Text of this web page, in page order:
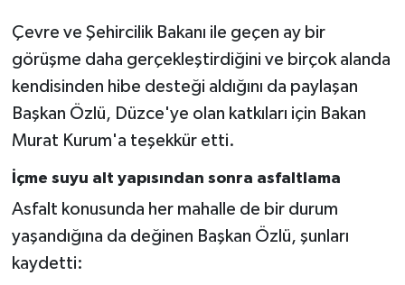
Çevre ve Şehircilik Bakanı ile geçen ay bir
görüşme daha gerçekleştirdiğini ve birçok alanda
kendisinden hibe desteği aldığını da paylaşan
Başkan Özlü, Düzce'ye olan katkıları için Bakan
Murat Kurum'a teşekkür etti.
İçme suyu alt yapısından sonra asfaltlama
Asfalt konusunda her mahalle de bir durum
yaşandığına da değinen Başkan Özlü, şunları
kaydetti: